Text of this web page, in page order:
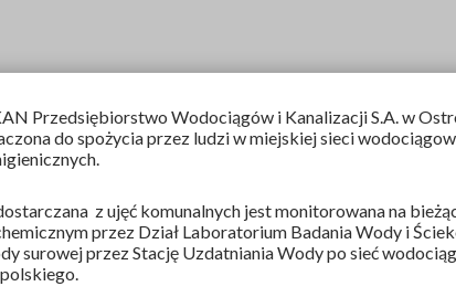
Przedsiębiorstwo Wodociągów i Kanalizacji S.A . w
do spożycia przez ludzi w miejskiej sieci
z ujęć komunalnych jest monitorowana na
przez Dział Laboratorium Badania Wody i
surowej przez Stację Uzdatniania Wody po sieć